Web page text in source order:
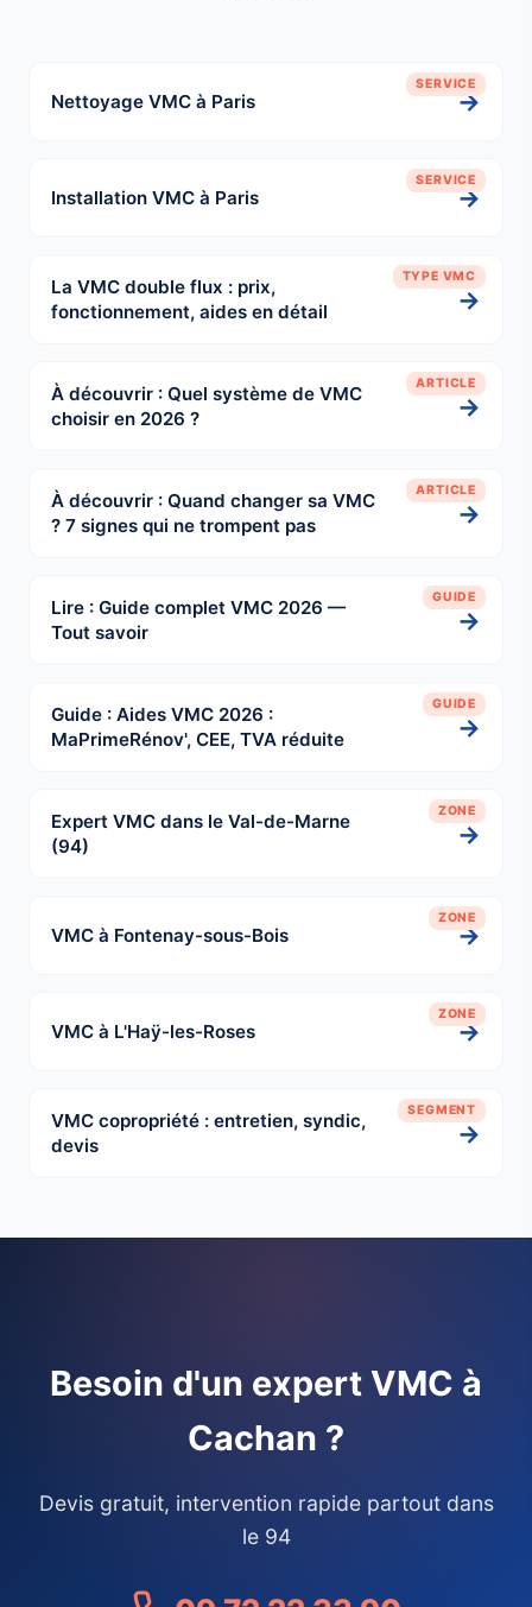
SERVICE
Nettoyage VMC à Paris →
SERVICE
Installation VMC à Paris →
TYPE VMC
La VMC double flux : prix,
fonctionnement, aides en détail
→
ARTICLE
À découvrir : Quel système de VMC
choisir en 2026 ?
→
ARTICLE
À découvrir : Quand changer sa VMC
? 7 signes qui ne trompent pas
→
GUIDE
Lire : Guide complet VMC 2026 —
Tout savoir
→
GUIDE
Guide : Aides VMC 2026 :
MaPrimeRénov', CEE, TVA réduite
→
ZONE
Expert VMC dans le Val-de-Marne
(94)
→
ZONE
VMC à Fontenay-sous-Bois →
ZONE
VMC à L'Haÿ-les-Roses →
SEGMENT
VMC copropriété : entretien, syndic,
devis
→
Besoin d'un expert VMC à
Cachan ?
Devis gratuit, intervention rapide partout dans
le 94